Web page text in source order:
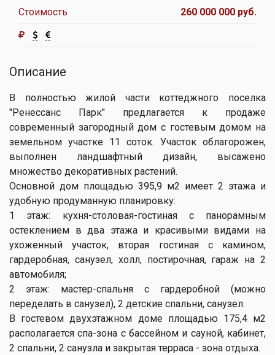
Стоимость 260 000 000 руб.
Описание
В полностью жилой части коттеджного поселка
"Ренессанс Парк" предлагается к продаже
современный загородный дом с гостевым домом на
земельном участке 11 соток. Участок облагорожен,
выполнен ландшафтный дизайн, высажено
множество декоративных растений.
Основной дом площадью 395,9 м2 имеет 2 этажа и
удобную продуманную планировку:
1 этаж: кухня-столовая-гостиная с панорамным
остеклением в два этажа и красивыми видами на
ухоженный участок, вторая гостиная с камином,
гардеробная, санузел, холл, постирочная, гараж на 2
автомобиля;
2 этаж: мастер-спальня с гардеробной (можно
переделать в санузел), 2 детские спальни, санузел.
В гостевом двухэтажном доме площадью 175,4 м2
располагается спа-зона с бассейном и сауной, кабинет,
2 спальни, 2 санузла и закрытая терраса - зона отдыха.